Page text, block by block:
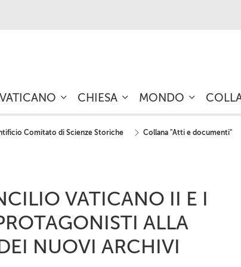
VATICANO CHIESA MONDO
Comitato di Scienze Storiche Collana "Atti e documenti"
VATICANO II E I
ALLA
NUOVI ARCHIVI